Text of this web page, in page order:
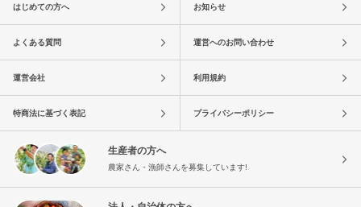
はじめての方へ お知らせ
よくある質問 運営へのお問い合わせ
運営会社 利用規約
特商法に基づく表記 プライバシーポリシー
生産者の方へ
農家さん・漁師さんを募集しています!